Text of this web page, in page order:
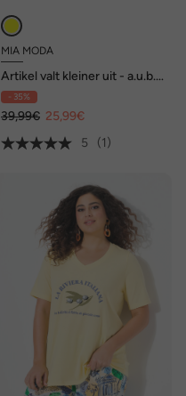
MIA MODA
Artikel valt kleiner uit - a.u.b.
een maat groter bestellen.
- 35%
39,99€ 25,99€
5
(1)